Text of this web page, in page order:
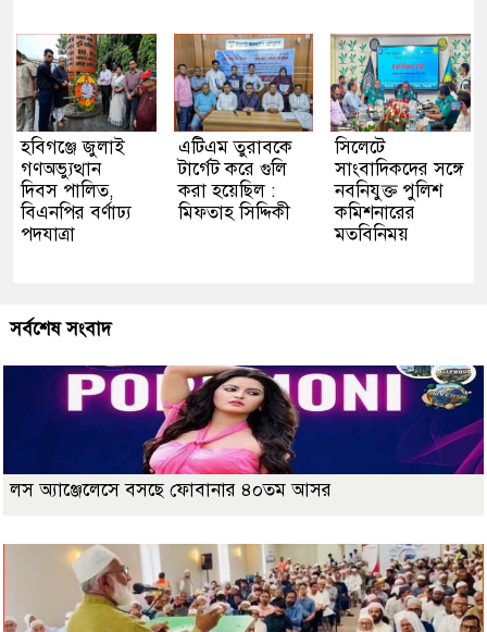
হবিগঞ্জে জুলাই
গণঅভ্যুত্থান
দিবস পালিত,
বিএনপির বর্ণাঢ্য
পদযাত্রা
এটিএম তুরাবকে
টার্গেট করে গুলি
করা হয়েছিল :
মিফতাহ সিদ্দিকী
সিলেটে
সাংবাদিকদের সঙ্গে
নবনিযুক্ত পুলিশ
কমিশনারের
মতবিনিময়
সর্বশেষ সংবাদ
লস অ্যাঞ্জেলেসে বসছে ফোবানার ৪০তম আসর